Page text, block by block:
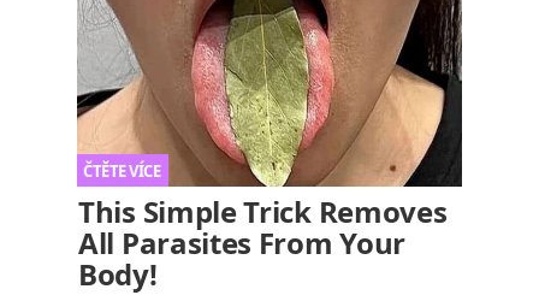
This Simple Trick Removes
All Parasites From Your
Body!